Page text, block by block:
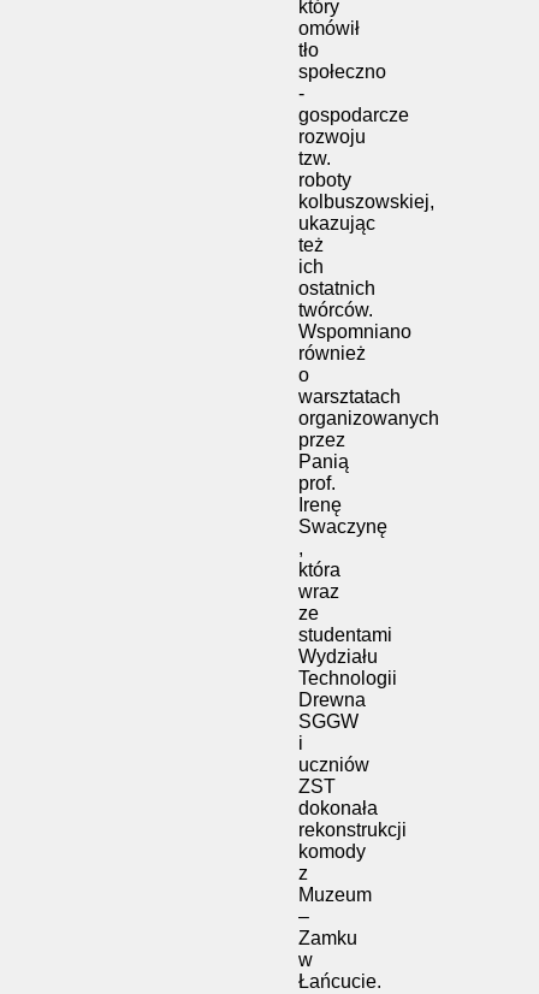
który
omówił
tło
społeczno
-
gospodarcze
rozwoju
tzw.
roboty
kolbuszowskiej,
ukazując
też
ich
ostatnich
twórców.
Wspomniano
również
o
warsztatach
organizowanych
przez
Panią
prof.
Irenę
Swaczynę
,
która
wraz
ze
studentami
Wydziału
Technologii
Drewna
SGGW
i
uczniów
ZST
dokonała
rekonstrukcji
komody
z
Muzeum
–
Zamku
w
Łańcucie.